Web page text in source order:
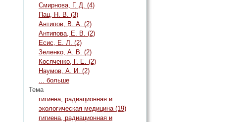
Смирнова, Г. Д. (4)
Пац, Н. В. (3)
Антипов, В. А. (2)
Антипова, Е. В. (2)
Есис, Е. Л. (2)
Зеленко, А. В. (2)
Косяченко, Г. Е. (2)
Наумов, А. И. (2)
... больше
Тема
гигиена, радиационная и
экологическая медицина (19)
гигиена, радиационная и